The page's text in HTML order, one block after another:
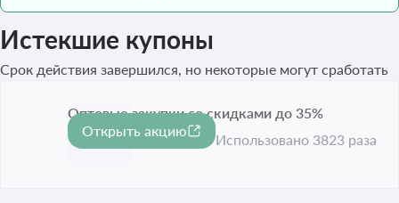
Истекшие купоны
Срок действия завершился, но некоторые могут сработать
-35%
Оптовые закупки со скидками до 35%
Срок акции истёк
Открыть акцию
Использовано 3823 раза